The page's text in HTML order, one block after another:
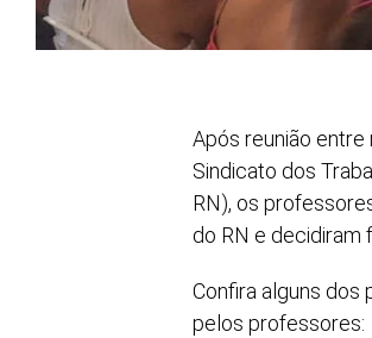
Após reunião
Sindicato dos
RN), os
do RN e decidiram
Confira alguns dos
pelos professores: